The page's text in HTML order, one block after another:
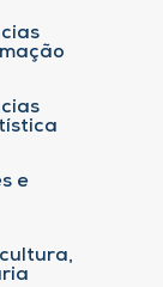
e